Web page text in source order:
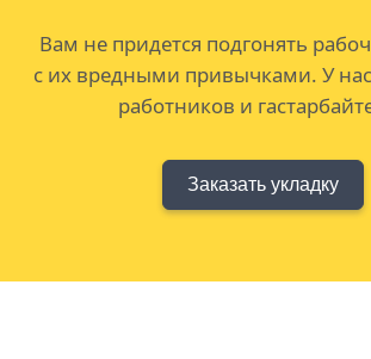
Вам не придется подгонять
с их вредными привычками. У
работников и
Заказать укладку